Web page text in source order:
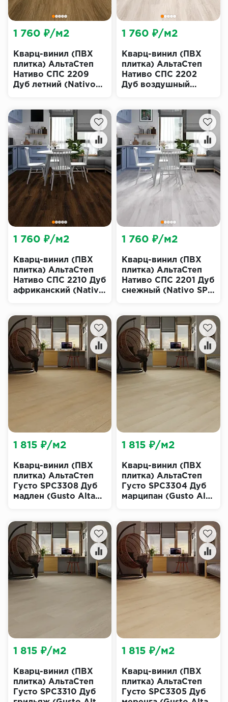
Кварц-винил (ПВХ
плитка) АльтаСтеп
Нативо СПС 2209
Дуб летний (Nativo
1 760 ₽/м2
Кварц-винил (ПВХ
плитка) АльтаСтеп
Нативо СПС 2202
Дуб воздушный
1 760 ₽/м2
Кварц-винил (ПВХ
плитка) АльтаСтеп
Нативо СПС 2210 Дуб
африканский (Nativo
1 760 ₽/м2
Кварц-винил (ПВХ
плитка) АльтаСтеп
Нативо СПС 2201 Дуб
снежный (Nativo SPC
1 760 ₽/м2
Кварц-винил (ПВХ
плитка) АльтаСтеп
Густо SPC3308 Дуб
мадлен (Gusto Alta
1 815 ₽/м2
Кварц-винил (ПВХ
плитка) АльтаСтеп
Густо SPC3304 Дуб
марципан (Gusto Alta
1 815 ₽/м2
Кварц-винил (ПВХ
плитка) АльтаСтеп
Густо SPC3310 Дуб
1 815 ₽/м2
Кварц-винил (ПВХ
плитка) АльтаСтеп
Густо SPC3305 Дуб
1 815 ₽/м2